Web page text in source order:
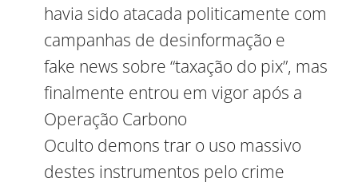
havia sido atacada politicamente com
campanhas de desinformação e
fake news sobre “taxação do pix”, mas
finalmente entrou em vigor após a
Operação Carbono
Oculto demons trar o uso massivo
destes instrumentos pelo crime